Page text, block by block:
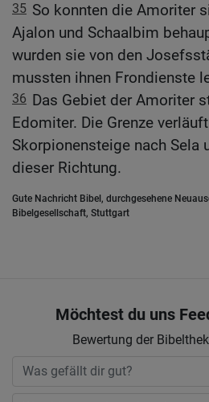
35 So konnten die Amoriter
Ajalon und Schaalbim
wurden sie von den
mussten ihnen Frondienste
36 Das Gebiet der Amoriter
Edomiter. Die Grenze
Skorpionensteige nach Sela
dieser Richtung.
Gute Nachricht Bibel, durchgesehene
Bibelgesellschaft, Stuttgart
Möchtest du uns
Bewertung der Bibelthek